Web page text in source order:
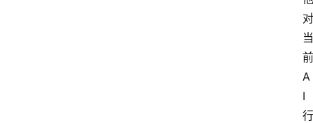
对
当
前
A
I
行